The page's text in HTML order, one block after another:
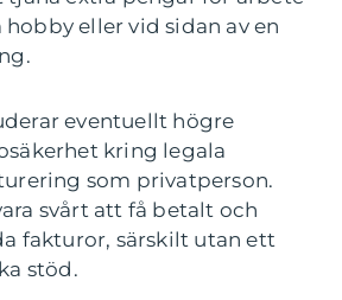
eller vid sidan av en
eventuellt högre
kring legala
som privatperson.
svårt att få betalt och
fakturor, särskilt utan ett
stöd.